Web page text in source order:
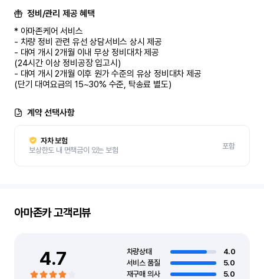
정비/관리 제공 혜택
* 아마존케어 서비스
- 차량 정비 관련 유선 상담서비스 상시 제공
- 대여 개시 2개월 이내 무상 정비대차 제공
(24시간 이상 정비공장 입고시)
- 대여 개시 2개월 이후 원가 수준의 유상 정비대차 제공
(단기 대여요금의 15~30% 수준, 탁송료 별도)
계약 선택사항
자차 보험
보상한도 내 면책금이 있는 보험
포함
아마존카고객리뷰
4.7 차량상태
4.0
서비스 품질
5.0
재구매 의사
5.0